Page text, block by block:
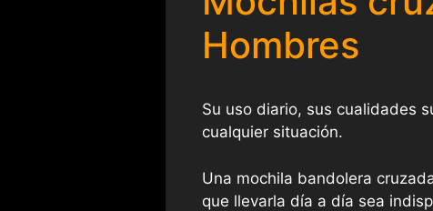
Hombres
Su uso diario, sus cualidades
cualquier situación.
Una mochila bandolera
que llevarla día a día sea